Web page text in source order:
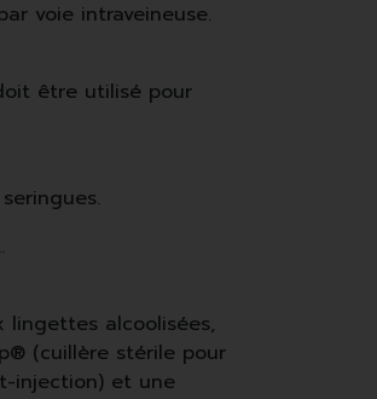
voie intraveineuse.
être utilisé pour
alcoolisées,
(cuillère stérile pour
injection) et une